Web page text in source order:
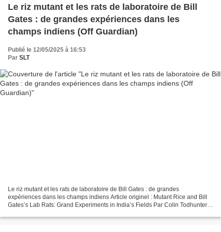
Le riz mutant et les rats de laboratoire de Bill
Gates : de grandes expériences dans les
champs indiens (Off Guardian)
Publié le 12/05/2025 à 16:53
Par SLT
Le riz mutant et les rats de laboratoire de Bill Gates : de grandes
expériences dans les champs indiens Article originel : Mutant Rice and Bill
Gates’s Lab Rats: Grand Experiments in India’s Fields Par Colin Todhunter